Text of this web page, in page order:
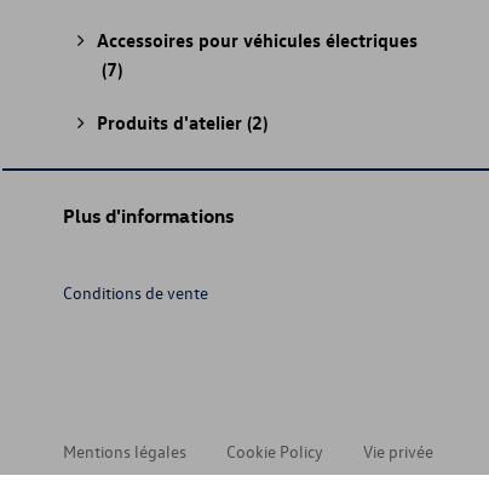
Accessoires pour véhicules électriques
(7)
Produits d'atelier (2)
Plus d'informations
Conditions de vente
Mentions légales Cookie Policy
Vie privée